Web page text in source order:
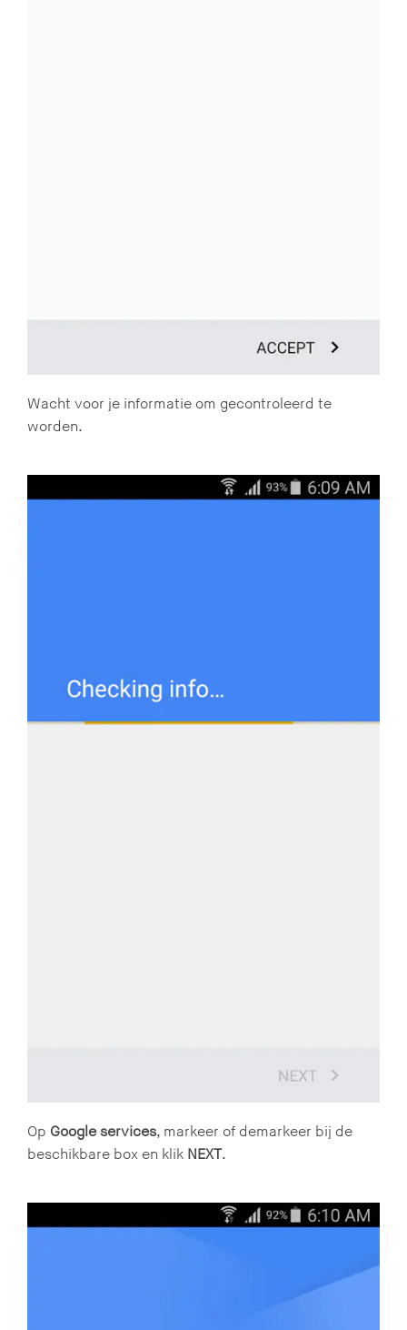
Wacht voor je informatie om gecontroleerd te
worden.
Op Google services, markeer of demarkeer bij de
beschikbare box en klik NEXT.